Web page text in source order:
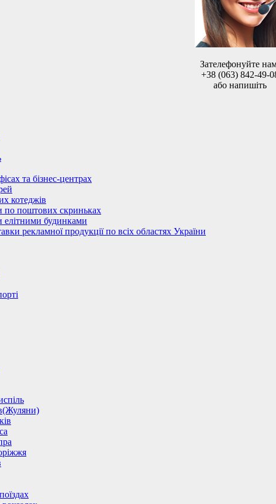
Зателефонуйте
+38 (063) 842-49-
або напишіть
та бізнес-центрах
котеджів
по поштових скриньках
будинками
рекламної продукції по всіх областях України